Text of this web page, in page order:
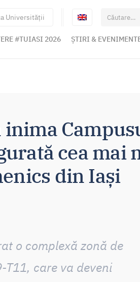
Universității
Caută
după:
#TUIASI 2026 ȘTIRI &
cea mai
din Iași
o complexă zonă de
T11, care va deveni